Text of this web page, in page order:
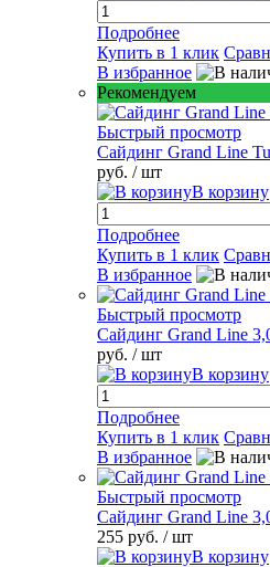
Подробнее
Купить в 1 клик
В избранное
Рекомендуем
Быстрый просмотр
Сайдинг Grand Line
руб. / шт
В корзину
Подробнее
Купить в 1 клик
В избранное
Быстрый просмотр
Сайдинг Grand Line
руб. / шт
В корзину
Подробнее
Купить в 1 клик
В избранное
Быстрый просмотр
Сайдинг Grand Line
255 руб. / шт
В корзину